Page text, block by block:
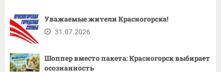
Уважаемые жители Красногорска!
31.07.2026
Шоппер вместо пакета: Красногорск выбирает
осознанность